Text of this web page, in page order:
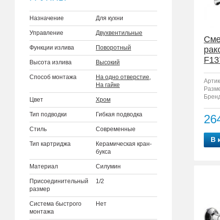
Назначение Для кухни
Управление Двухвентильные
Функции излива Поворотный
Высота излива Высокий
Способ монтажа На одно отверстие,
На гайке
Цвет Хром
Тип подводки Гибкая подводка
Стиль Современные
Тип картриджа
Керамическая кран-
букса
Материал Силумин
Присоединительный
размер
1/2
Система быстрого
монтажа
Нет
В